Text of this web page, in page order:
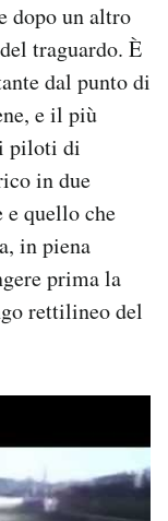
dopo un altro
traguardo. È
dal punto di
e il più
piloti di
in due
quello che
in piena
prima la
rettilineo del